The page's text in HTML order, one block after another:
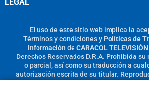
LEGAL
El uso de este sitio web implica la
Términos y condicionesy Políticas de
Información de CARACOL
Derechos Reservados D.R.A. Prohibida su
o parcial, así como su traducción a
autorización escrita de su titular.